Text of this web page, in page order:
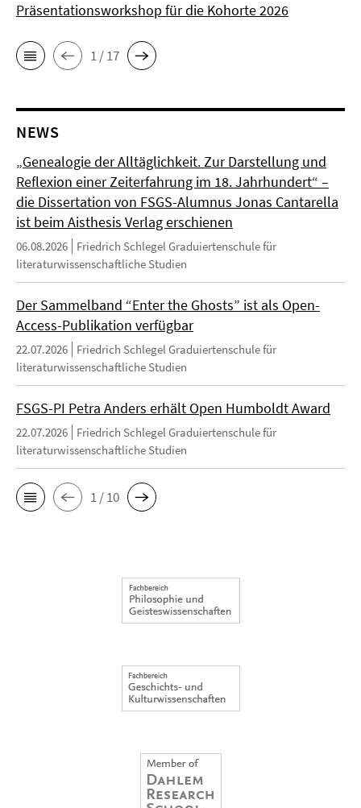
Präsentationsworkshop für die Kohorte 2026
1 / 17
NEWS
„Genealogie der Alltäglichkeit. Zur Darstellung und
Reflexion einer Zeiterfahrung im 18. Jahrhundert“ –
die Dissertation von FSGS-Alumnus Jonas Cantarella
ist beim Aisthesis Verlag erschienen
06.08.2026
Friedrich Schlegel Graduiertenschule für
literaturwissenschaftliche Studien
Der Sammelband “Enter the Ghosts” ist als Open-
Access-Publikation verfügbar
22.07.2026
Friedrich Schlegel Graduiertenschule für
literaturwissenschaftliche Studien
FSGS-PI Petra Anders erhält Open Humboldt Award
22.07.2026
Friedrich Schlegel Graduiertenschule für
literaturwissenschaftliche Studien
1 / 10